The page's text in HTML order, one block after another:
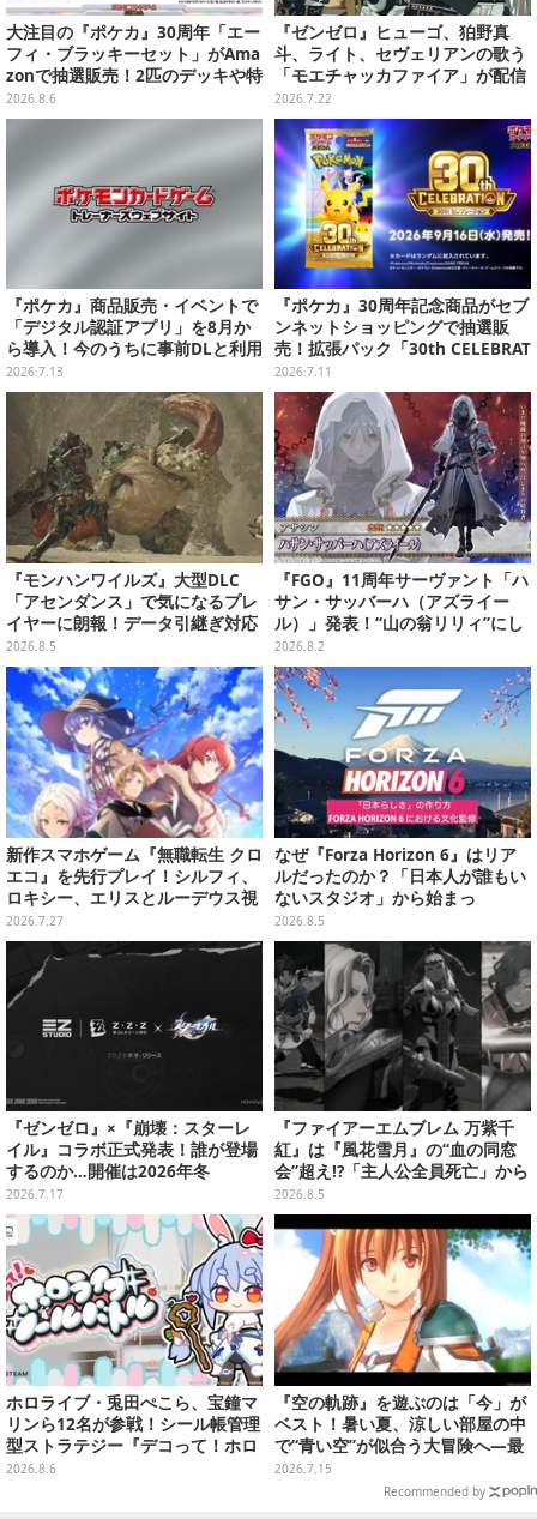
大注目の『ポケカ』30周年「エー
フィ・ブラッキーセット」がAma
zonで抽選販売！2匹のデッキや特
別カードを収録
2026.8.6
『ゼンゼロ』ヒューゴ、狛野真
斗、ライト、セヴェリアンの歌う
「モエチャッカファイア」が配信
決定―似合ってる…4人のメイド
服イラストもお披露目
2026.7.22
『ポケカ』商品販売・イベントで
「デジタル認証アプリ」を8月か
ら導入！今のうちに事前DLと利用
登録をお願い
2026.7.13
『ポケカ』30周年記念商品がセブ
ンネットショッピングで抽選販
売！拡張パック「30th CELEBRAT
ION」と「エーフィ・ブラッキー
セット」が対象
2026.7.11
『モンハンワイルズ』大型DLC
「アセンダンス」で気になるプレ
イヤーに朗報！データ引継ぎ対応
の「序盤体験版」が本日8月5日配
信
2026.8.5
『FGO』11周年サーヴァント「ハ
サン・サッバーハ（アズライー
ル）」発表！“山の翁リリィ”にし
てカルデアの経営顧問、待望のプ
レイアブル化
2026.8.2
新作スマホゲーム『無職転生 クロ
エコ』を先行プレイ！シルフィ、
ロキシー、エリスとルーデウス視
点でイチャイチャできるマイルー
ム機能も存在しており……!?
2026.7.27
なぜ『Forza Horizon 6』はリア
ルだったのか？「日本人が誰もい
ないスタジオ」から始まっ
た、“生活感のある日本"の作り方
【CEDEC2026】
2026.8.5
『ゼンゼロ』×『崩壊：スターレ
イル』コラボ正式発表！誰が登場
するのか…開催は2026年冬
2026.7.17
『ファイアーエムブレム 万紫千
紅』は『風花雪月』の“血の同窓
会”超え!?「主人公全員死亡」から
始まる物語は、様々なシリーズ作
を想起させる
2026.8.5
ホロライブ・兎田ぺこら、宝鐘マ
リンら12名が参戦！シール帳管理
型ストラテジー『デコって！ホロ
ライブシールバトル』Steamスト
2026.8.6
『空の軌跡』を遊ぶのは「今」が
ベスト！暑い夏、涼しい部屋の中
で“青い空”が似合う大冒険へ―最
安値でセール中の『the 1st』か
ら新作『空の軌跡 the 2nd』まで
2026.7.15
Recommended by